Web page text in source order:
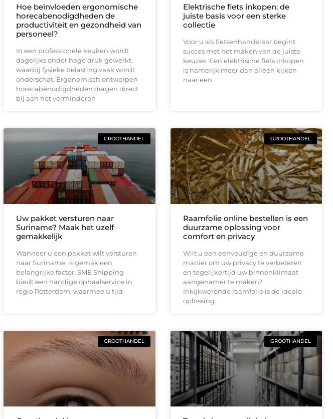
Hoe beïnvloeden ergonomische
horecabenodigdheden de
productiviteit en gezondheid van
personeel?
In een professionele keuken wordt
dagelijks onder hoge druk gewerkt,
waarbij fysieke belasting vaak wordt
onderschat. Ergonomisch ontworpen
horecabenodigdheden dragen direct
bij aan het verminderen
Elektrische fiets inkopen: de
juiste basis voor een sterke
collectie
Voor u als fietsenhandelaar begint
succes met het maken van de juiste
keuzes. Een elektrische fiets inkopen
is namelijk meer dan alleen kijken
naar een
GROOTHANDEL
Uw pakket versturen naar
Suriname? Maak het uzelf
gemakkelijk
Wanneer u een pakket wilt versturen
naar Suriname, is gemak een
belangrijke factor. SME Shipping
biedt een handige ophaalservice in
regio Rotterdam, waarmee u tijd
GROOTHANDEL
Raamfolie online bestellen is een
duurzame oplossing voor
comfort en privacy
Wilt u een eenvoudige en duurzame
manier om uw privacy te verbeteren
en tegelijkertijd uw binnenklimaat
aangenamer te maken?
Inkijkwerende raamfolie is de ideale
oplossing.
GROOTHANDEL GROOTHANDEL